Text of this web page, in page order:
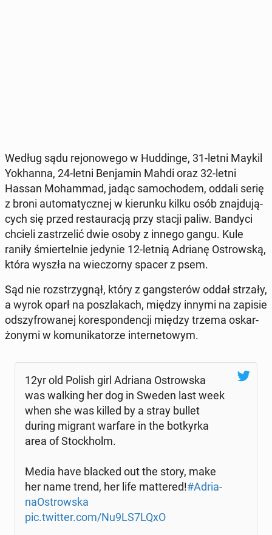
Według sądu re­jo­no­we­go w Hud­din­ge, 31-letni Maykil
Yokhan­na, 24-letni Ben­ja­min Mahdi oraz 32-letni
Hassan Mo­ham­mad, jadąc sa­mo­cho­dem, oddali serię
z broni au­to­ma­tycz­nej w kie­run­ku kilku osób znaj­du­ją­
cych się przed re­stau­ra­cją przy stacji paliw. Bandyci
chcieli za­strze­lić dwie osoby z innego gangu. Kule
raniły śmier­tel­nie jedynie 12-letnią Adrianę Ostrow­ską,
która wyszła na wie­czor­ny spacer z psem.
Sąd nie roz­strzy­gnął, który z gang­ste­rów oddał strzały,
a wyrok oparł na po­szla­kach, między innymi na zapisie
od­szy­fro­wa­nej ko­re­spon­den­cji między trzema oskar­
żo­ny­mi w ko­mu­ni­ka­to­rze in­ter­ne­to­wym.
12yr old Polish girl Adriana Ostrow­ska
was walking her dog in Sweden last week
when she was killed by a stray bullet
during migrant warfare in the bot­kyr­ka
area of Stoc­kholm.
Media have blacked out the story, make
her name trend, her life mat­te­red!#Ad­ria­
na­Ostrow­ska
pic.twitter.com/Nu9LS7LQxO